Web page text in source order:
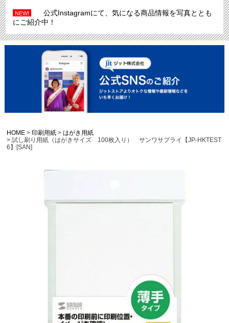
NEW!
公式Instagramにて、気になる商品情報を写真ととも
にご紹介中！
HOME 印刷用紙
はがき用紙
試し刷り用紙（はがきサイズ 100枚入り） サンワサプライ【JP-HKTEST
6】[SAN]